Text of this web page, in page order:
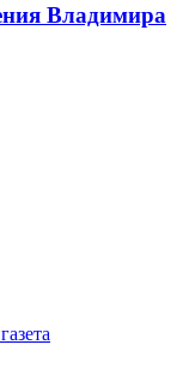
Владимира